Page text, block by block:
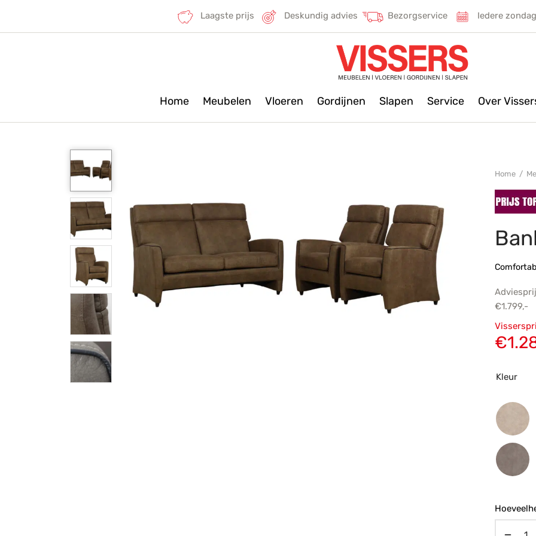
Laagste prijs Deskundig advies Bezorgservice Iedere
Home Meubelen Vloeren Gordijnen Slapen Service Over
Home /
€1.799,-
prijs
€
Kleur